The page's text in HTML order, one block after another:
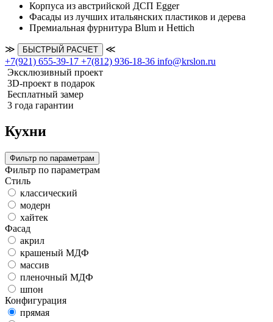
Корпуса из австрийской ДСП Egger
Фасады из лучших итальянских пластиков и дерева
Премиальная фурнитура Blum и Hettich
≫ БЫСТРЫЙ РАСЧЕТ
≪
+7(921) 655-39-17 +7(812) 936-18-36 info@krslon.ru
Эксклюзивный проект
3D-проект в подарок
Бесплатный замер
3 года гарантии
Кухни
Фильтр по параметрам
Фильтр по параметрам
Стиль
классический
модерн
хайтек
Фасад
акрил
крашеный МДФ
массив
пленочный МДФ
шпон
Конфигурация
прямая